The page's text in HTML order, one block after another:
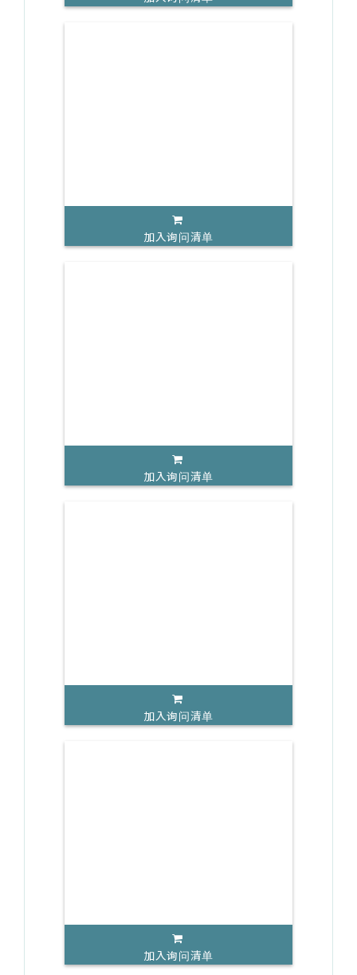
加入询问清单
加入询问清单
加入询问清单
加入询问清单